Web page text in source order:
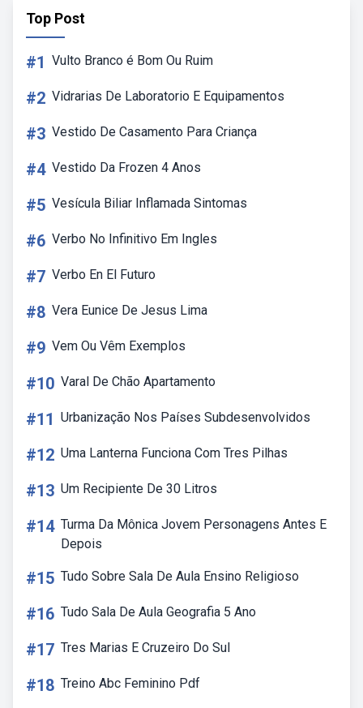
Top Post
#1 Vulto Branco é Bom Ou Ruim
#2 Vidrarias De Laboratorio E Equipamentos
#3 Vestido De Casamento Para Criança
#4 Vestido Da Frozen 4 Anos
#5 Vesícula Biliar Inflamada Sintomas
#6 Verbo No Infinitivo Em Ingles
#7 Verbo En El Futuro
#8 Vera Eunice De Jesus Lima
#9 Vem Ou Vêm Exemplos
#10 Varal De Chão Apartamento
#11 Urbanização Nos Países Subdesenvolvidos
#12 Uma Lanterna Funciona Com Tres Pilhas
#13 Um Recipiente De 30 Litros
#14 Turma Da Mônica Jovem Personagens Antes E
Depois
#15 Tudo Sobre Sala De Aula Ensino Religioso
#16 Tudo Sala De Aula Geografia 5 Ano
#17 Tres Marias E Cruzeiro Do Sul
#18 Treino Abc Feminino Pdf